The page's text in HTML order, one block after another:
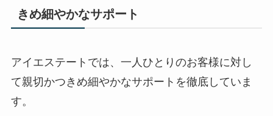
きめ細やかなサポート
アイエステートでは、一人ひとりのお客様に対し
て親切かつきめ細やかなサポートを徹底していま
す。